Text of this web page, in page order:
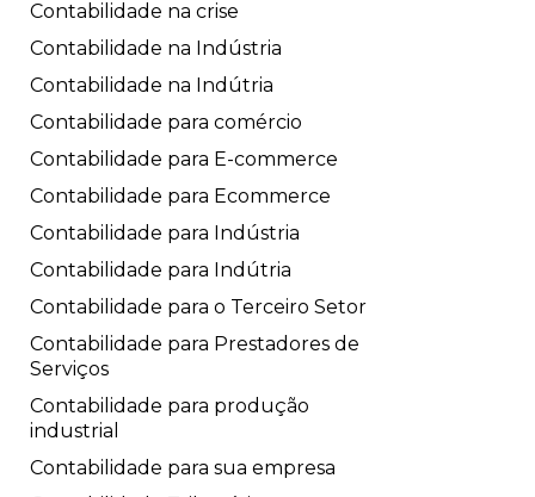
Contabilidade na crise
Contabilidade na Indústria
Contabilidade na Indútria
Contabilidade para comércio
Contabilidade para E-commerce
Contabilidade para Ecommerce
Contabilidade para Indústria
Contabilidade para Indútria
Contabilidade para o Terceiro Setor
Contabilidade para Prestadores de
Serviços
Contabilidade para produção
industrial
Contabilidade para sua empresa